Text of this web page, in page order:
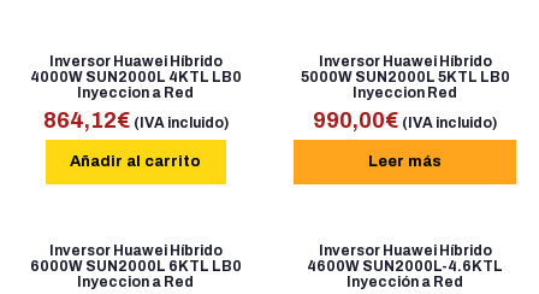
Inversor Huawei Híbrido
4000W SUN2000L 4KTL LB0
Inyeccion a Red
864,12€ (IVA incluido)
Añadir al carrito
Inversor Huawei Híbrido
5000W SUN2000L 5KTL LB0
Inyeccion Red
990,00€ (IVA incluido)
Leer más
Inversor Huawei Híbrido
6000W SUN2000L 6KTL LB0
Inyeccion a Red
Inversor Huawei Híbrido
4600W SUN2000L-4.6KTL
Inyección a Red